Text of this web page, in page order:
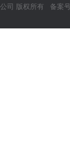
司 版权所有 备案